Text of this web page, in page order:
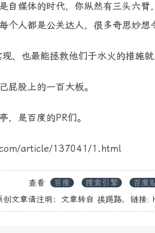
自媒体的时代，你纵然有三头六
个人都是公关达人，很多奇思妙想
、也最能拯救他们于水火的措施就
屁股上的一百大板。
，是百度的PR们。
article/137041/1.html
查看 百度 搜索引擎 百度
创文章请注明：文章转自 挨踢路，链接: